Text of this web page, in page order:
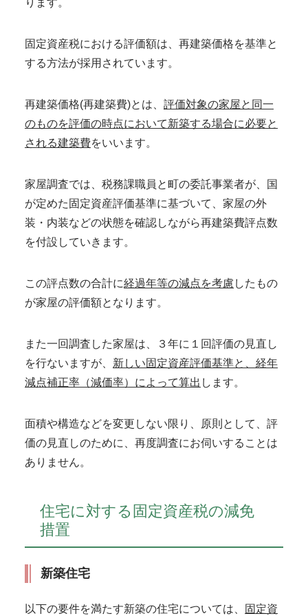
固定資産税における評価額は、再建築価格を基準と
する方法が採用されています。
再建築価格(再建築費)とは、 評価対象の家屋と同一
のものを評価の時点において新築する場合に必要と
される建築費をいいます。
家屋調査では、税務課職員と町の委託事業者が、国
が定めた固定資産評価基準に基づいて、家屋の外
装・内装などの状態を確認しながら再建築費評点数
を付設していきます。
この評点数の合計に経過年等の減点を考慮 したもの
が家屋の評価額となります。
また一回調査した家屋は、３年に１回評価の見直し
を行ないますが、 新しい固定資産評価基準と、経年
減点補正率（減価率）によって算出 します。
面積や構造などを変更しない限り、原則として、評
価の見直しのために、再度調査にお伺いすることは
ありません。
住宅に対する固定資産税の減免
措置
新築住宅
以下の要件を満たす新築の住宅については、
固定資